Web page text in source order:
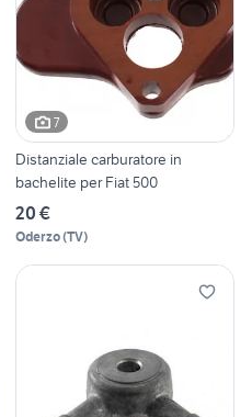
7
Distanziale carburatore in
bachelite per Fiat 500
20 €
Oderzo(TV)